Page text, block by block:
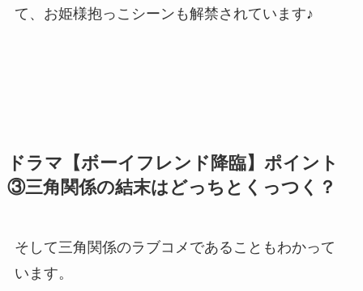
て、お姫様抱っこシーンも解禁されています♪
ドラマ【ボーイフレンド降臨】ポイント
③三角関係の結末はどっちとくっつく？
そして三角関係のラブコメであることもわかって
います。